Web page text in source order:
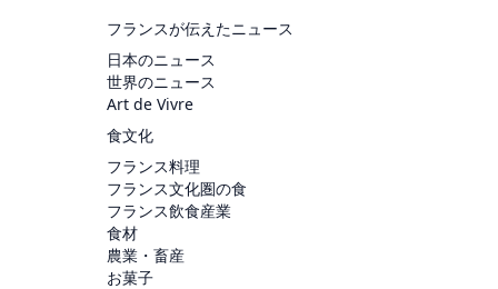
フランスが伝えたニュース
日本のニュース
世界のニュース
Art de Vivre
食文化
フランス料理
フランス文化圏の食
フランス飲食産業
食材
農業・畜産
お菓子